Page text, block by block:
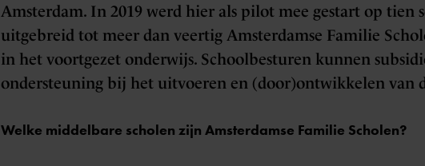
Amsterdam. In 2019 werd hier als pilot mee gestart op tien
uitgebreid tot meer dan veertig Amsterdamse Familie
in het voortgezet onderwijs. Schoolbesturen kunnen
ondersteuning bij het uitvoeren en (door)ontwikkelen van
Welke middelbare scholen zijn Amsterdamse Familie Scholen?